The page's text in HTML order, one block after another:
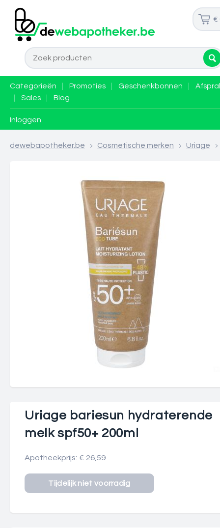
€
Categorieën Promoties Geschenkbonnen
Sales Blog
Inloggen
dewebapotheker.be > Cosmetische merken > Uriage >
Uriage bariesun hydraterende
melk spf50+ 200ml
Apotheekprijs: € 26,59